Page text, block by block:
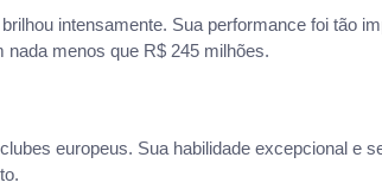
brilhou intensamente. Sua performance foi tão
nada menos que R$ 245 milhões.
europeus. Sua habilidade excepcional e